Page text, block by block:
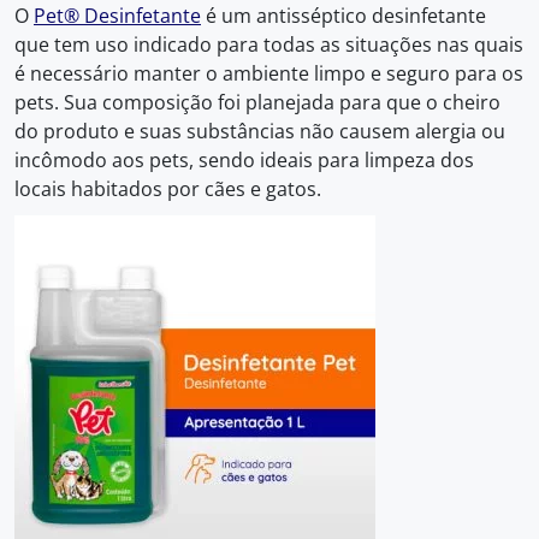
O Pet® Desinfetante é um antisséptico desinfetante
que tem uso indicado para todas as situações nas quais
é necessário manter o ambiente limpo e seguro para os
pets. Sua composição foi planejada para que o cheiro
do produto e suas substâncias não causem alergia ou
incômodo aos pets, sendo ideais para limpeza dos
locais habitados por cães e gatos.